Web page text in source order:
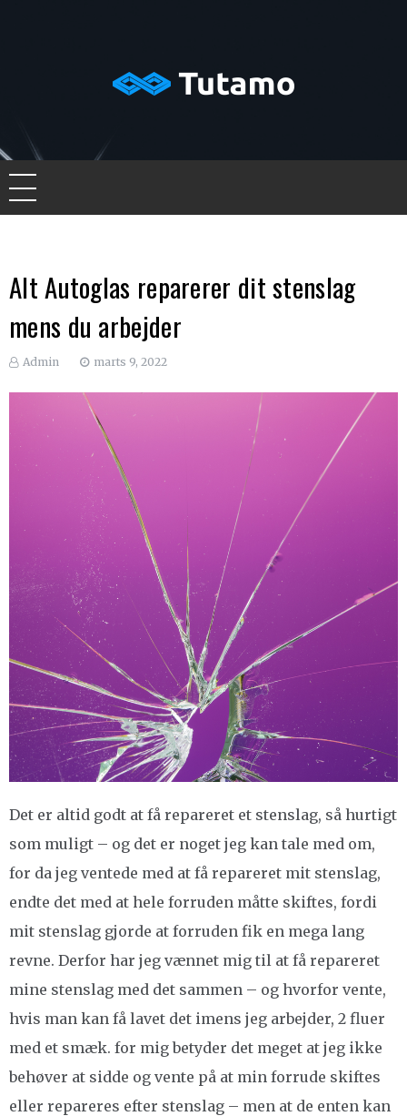
Alt Autoglas reparerer dit stenslag
mens du arbejder
Admin marts 9, 2022
Det er altid godt at få repareret et stenslag, så hurtigt
som muligt – og det er noget jeg kan tale med om,
for da jeg ventede med at få repareret mit stenslag,
endte det med at hele forruden måtte skiftes, fordi
mit stenslag gjorde at forruden fik en mega lang
revne. Derfor har jeg vænnet mig til at få repareret
mine stenslag med det sammen – og hvorfor vente,
hvis man kan få lavet det imens jeg arbejder, 2 fluer
med et smæk. for mig betyder det meget at jeg ikke
behøver at sidde og vente på at min forrude skiftes
eller repareres efter stenslag – men at de enten kan